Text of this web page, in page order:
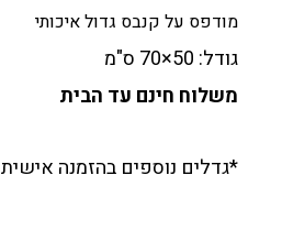
מודפס על קנבס גדול איכותי
גודל: 50×70 ס"מ
משלוח חינם עד הבית
*גדלים נוספים בהזמנה אישית